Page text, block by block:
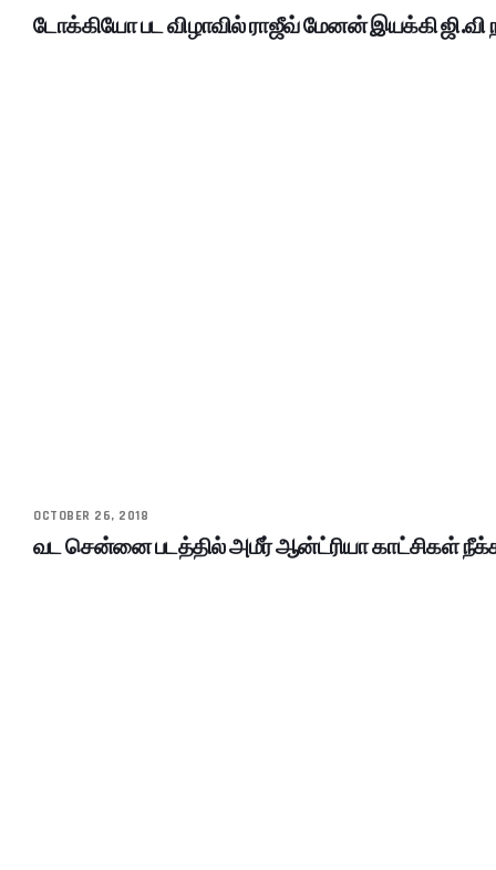
டோக்கியோ பட விழாவில் ராஜீவ் மேனன் இயக்கி ஜி.வி
OCTOBER 26, 2018
வட சென்னை படத்தில் அமீர் ஆன்ட்ரியா காட்சிகள்